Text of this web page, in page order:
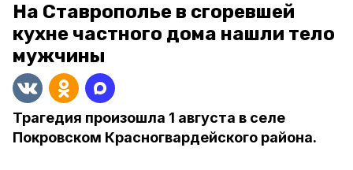
На Ставрополье в сгоревшей
кухне частного дома нашли тело
мужчины
Трагедия произошла 1 августа в селе
Покровском Красногвардейского района.